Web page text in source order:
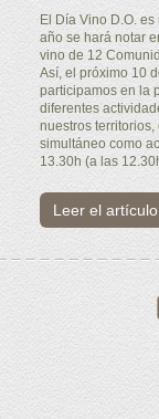
El Día Vino D.O.
año se hará notar
vino de 12
Así, el próximo 10
participamos en la
diferentes
nuestros
simultáneo como
13.30h (a las
Leer el